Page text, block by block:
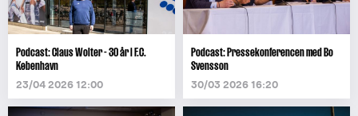
Podcast: Claus Wolter - 30 år i F.C.
København
23/04 2026 12:00
Podcast: Pressekonferencen med Bo
Svensson
30/03 2026 16:20